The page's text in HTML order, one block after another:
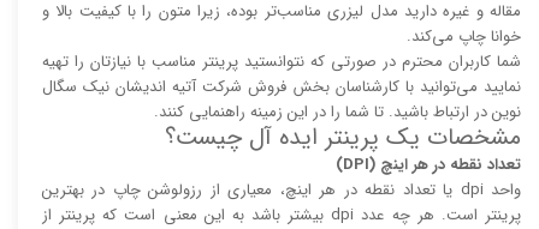
مقاله و غیره دارید مدل لیزری مناسب‌تر بوده، زیرا متون را با کیفیت بالا و
خوانا چاپ می‌کند.
شما کاربران محترم در صورتی که نتوانستید پرینتر مناسب با نیازتان را تهیه
نمایید می‌توانید با کارشناسان بخش فروش شرکت آتیه اندیشان نیک سگال
نوین در ارتباط باشید. تا شما را در این زمینه راهنمایی کنند.
مشخصات یک پرینتر ایده آل چیست؟
تعداد نقطه در هر اینچ (DPI)
واحد dpi یا تعداد نقطه در هر اینچ، معیاری از رزولوشن چاپ در بهترین
پرینتر است. هر چه عدد dpi بیشتر باشد به این معنی است که پرینتر از